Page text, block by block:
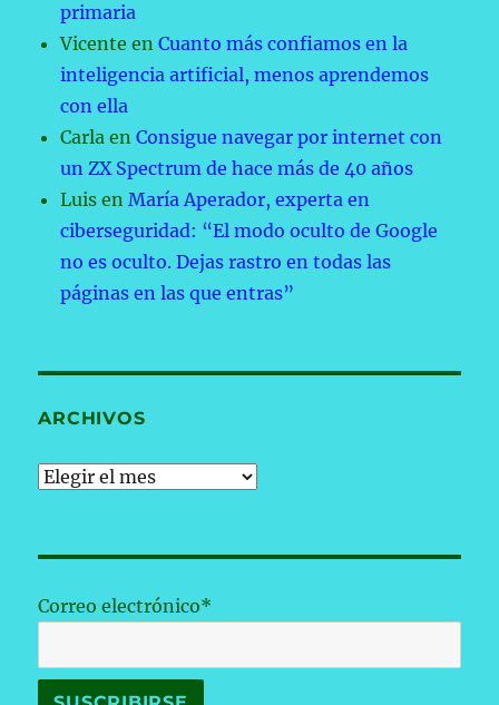
primaria
Vicente enCuanto más confiamos en la
inteligencia artificial, menos aprendemos
con ella
Carla enConsigue navegar por internet con
un ZX Spectrum de hace más de 40 años
Luis enMaría Aperador, experta en
ciberseguridad: “El modo oculto de Google
no es oculto. Dejas rastro en todas las
páginas en las que entras”
ARCHIVOS
Archivos
Correo electrónico*